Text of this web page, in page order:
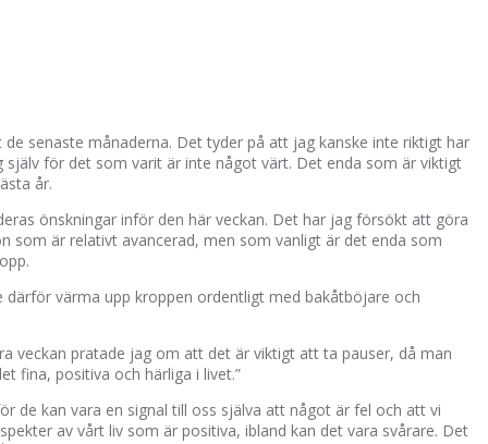
senaste månaderna. Det tyder på att jag kanske inte riktigt har
för det som varit är inte något värt. Det enda som är viktigt
år.
önskningar inför den här veckan. Det har jag försökt att göra
är relativt avancerad, men som vanligt är det enda som
värma upp kroppen ordentligt med bakåtböjare och
veckan pratade jag om att det är viktigt att ta pauser, då man
fina, positiva och härliga i livet.”
de kan vara en signal till oss själva att något är fel och att vi
av vårt liv som är positiva, ibland kan det vara svårare. Det